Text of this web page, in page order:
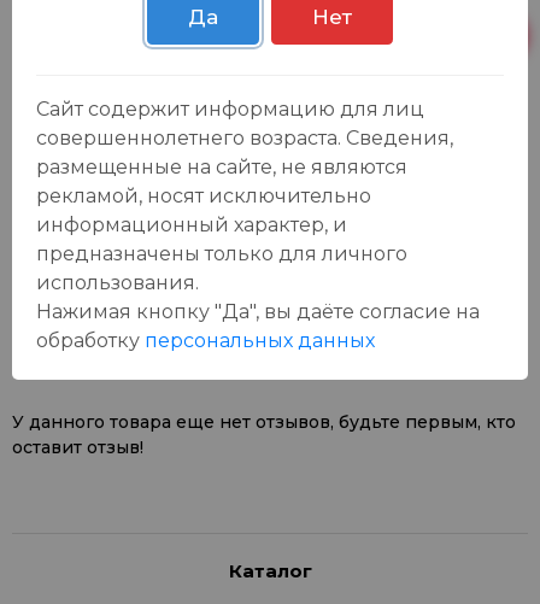
Пн-Вс с 09:00 до
Отзывы:
У данного товара еще нет отзывов, будьте первым, кто
оставит отзыв!
Каталог
Да Нет
Сайт содержит информацию для лиц
совершеннолетнего возраста. Сведения,
размещенные на сайте, не являются
рекламой, носят исключительно
информационный характер, и
предназначены только для личного
использования.
Нажимая кнопку "Да", вы даёте cогласие на
обработку персональных данных